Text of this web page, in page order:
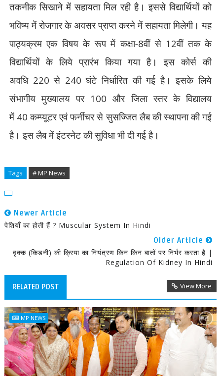
तकनीक सिखाने में सहायता मिल रही है। इससे विद्यार्थियों को
भविष्य में रोजगार के अवसर प्राप्त करने में सहायता मिलेगी। यह
पाठ्यक्रम एक विषय के रूप में कक्षा-8वीं से 12वीं तक के
विद्यार्थियों के लिये प्रारंभ किया गया है। इस कोर्स की
अवधि 220 से 240 घंटे निर्धारित की गई है। इसके लिये
संभागीय मुख्यालय पर 100 और जिला स्तर के विद्यालय
में 40 कम्प्यूटर एवं फर्नीचर से सुसज्जित लैब की स्थापना की गई
है। इस लैब में इंटरनेट की सुविधा भी दी गई है।
Tags # MP News
Newer Article
पेशियाँ का होती हैं ? Muscular System In Hindi
Older Article
वृक्क (किडनी) की क्रिया का नियंत्रण किन किन बातों पर निर्भर करता है |
Regulation Of Kidney In Hindi
RELATED POST View More
MP NEWS